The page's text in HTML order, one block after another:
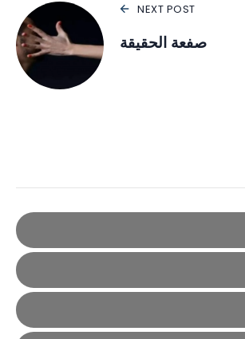
NEXT POST
صفعة الحقيقة